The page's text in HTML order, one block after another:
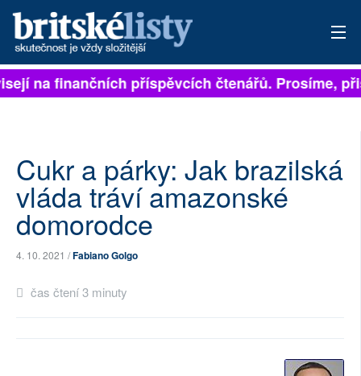
PŘIHLÁSIT
ARCHIV
ROZHOVORY
TÉMATA
na finančních příspěvcích čtenářů. Prosíme,
Cukr a párky: Jak brazilská
vláda tráví amazonské
domorodce
4. 10. 2021 /Fabiano Golgo
čas čtení 3 minuty